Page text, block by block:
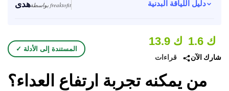
هدى بواسطة freaktofit دليل اللياقة البدنية
✓ المستندة إلى الأدلة
13.9 ك
قراءات
1.6 ك
شارك الآن
من يمكنه تجربة ارتفاع العداء؟